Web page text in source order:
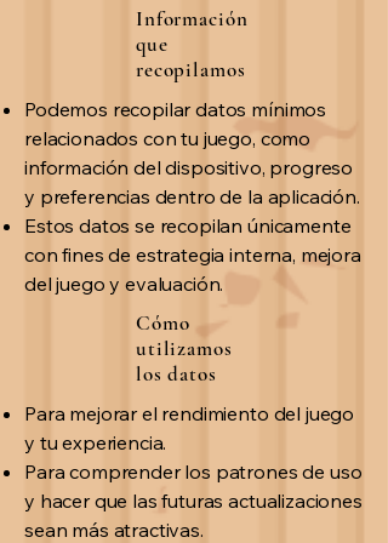
Información
que
recopilamos
Podemos recopilar datos mínimos
relacionados con tu juego, como
información del dispositivo, progreso
y preferencias dentro de la aplicación.
Estos datos se recopilan únicamente
con fines de estrategia interna, mejora
del juego y evaluación.
Cómo
utilizamos
los datos
Para mejorar el rendimiento del juego
y tu experiencia.
Para comprender los patrones de uso
y hacer que las futuras actualizaciones
sean más atractivas.